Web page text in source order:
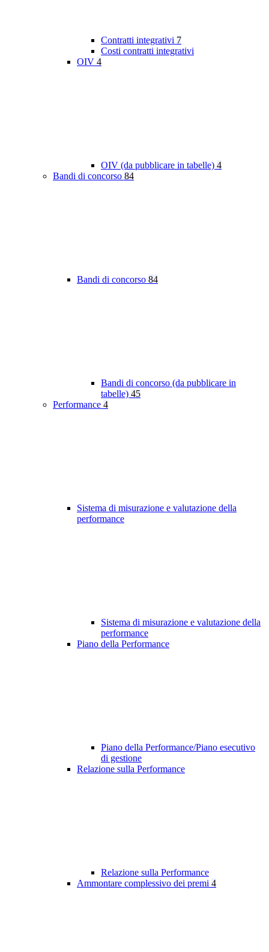
Contratti integrativi 7
Costi contratti integrativi
OIV 4
OIV (da pubblicare in tabelle) 4
Bandi di concorso 84
Bandi di concorso 84
Bandi di concorso (da pubblicare in
tabelle) 45
Performance 4
Sistema di misurazione e valutazione della
performance
Sistema di misurazione e valutazione della
performance
Piano della Performance
Piano della Performance/Piano esecutivo
di gestione
Relazione sulla Performance
Relazione sulla Performance
Ammontare complessivo dei premi 4